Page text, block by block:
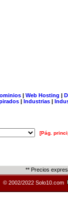
| Web Hosting |
| Industrias |
[Pág.
** Precios
© 2002/2022 Solo10.com